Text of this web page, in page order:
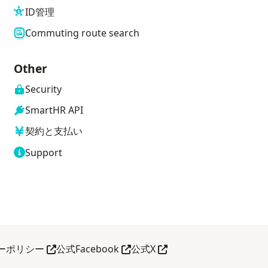
ID管理
Commuting route search
Other
Security
SmartHR API
契約と支払い
Support
tab
ポリシー Open in another tab
公式FacebookOpen in another tab
公式XOpen in another tab